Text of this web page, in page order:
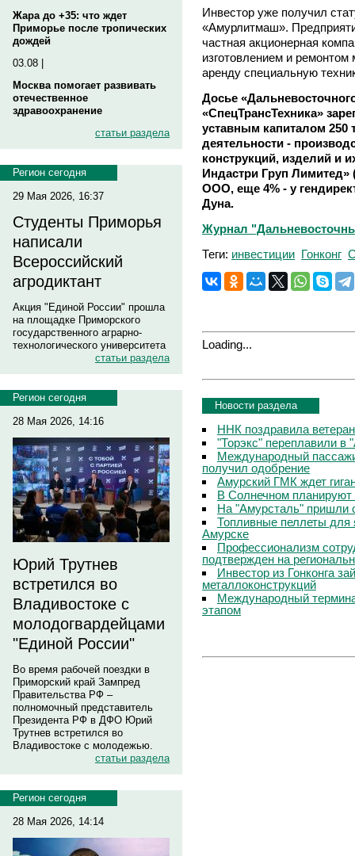
Жара до +35: что ждет
Приморье после тропических
дождей
03.08 |
Москва помогает развивать
отечественное
здравоохранение
статьи раздела
Регион сегодня
29 Мая 2026, 16:37
Студенты Приморья
написали
Всероссийский
агродиктант
Акция "Единой России" прошла
на площадке Приморского
государственного аграрно-
технологического университета
статьи раздела
Регион сегодня
28 Мая 2026, 14:16
Юрий Трутнев
встретился во
Владивостоке с
молодогвардейцами
"Единой России"
Во время рабочей поездки в
Приморский край Зампред
Правительства РФ –
полномочный представитель
Президента РФ в ДФО Юрий
Трутнев встретился во
Владивостоке с молодежью.
статьи раздела
Регион сегодня
28 Мая 2026, 14:14
Инвестор уже получил
«Амурлитмаш».
частная акционерная
изготовлением и ремонтом
аренду специальную
Досье
«СпецТрансТехника»
уставным капиталом
деятельности -
конструкций, изделий и
Индастри Груп Лимитед»
ООО, еще 4% - у
Дуна.
Журнал
Теги: инвестиции Гонконг
Loading...
Новости раздела
ННК поздравила
"Торэкс" переплавили в
Международный
получил одобрение
Амурский ГМК ждет
В Солнечном
На "Амурсталь" пришли
Топливные пеллеты для
Амурске
Профессионализм
подтвержден на
Инвестор из Гонконга
металлоконструкций
Международный
этапом